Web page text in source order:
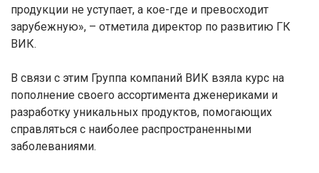
продукции не уступает, а кое-где и превосходит
зарубежную», – отметила директор по развитию ГК
ВИК.
В связи с этим Группа компаний ВИК взяла курс на
пополнение своего ассортимента дженериками и
разработку уникальных продуктов, помогающих
справляться с наиболее распространенными
заболеваниями.